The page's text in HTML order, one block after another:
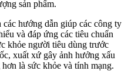
sản phẩm.
hướng dẫn giúp các công ty
và đáp ứng các tiêu chuẩn
khỏe người tiêu dùng trước
xuất xứ gây ảnh hưởng xấu
là sức khỏe và tính mạng.